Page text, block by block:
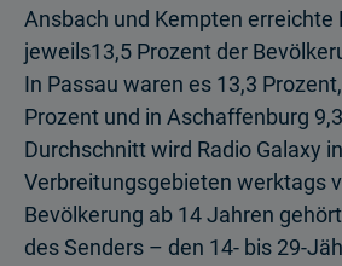
Ansbach und Kempten erreichte
jeweils13,5 Prozent der
In Passau waren es 13,3
Prozent und in Aschaffenburg
Durchschnitt wird Radio Galaxy
Verbreitungsgebieten werktags
Bevölkerung ab 14 Jahren
des Senders – den 14- bis 29-